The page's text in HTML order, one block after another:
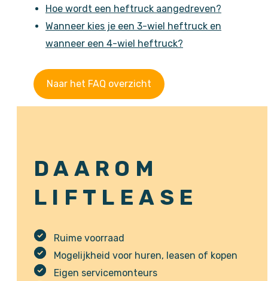
Hoe wordt een heftruck aangedreven?
Wanneer kies je een 3-wiel heftruck en
wanneer een 4-wiel heftruck?
Naar het FAQ overzicht
DAAROM
LIFTLEASE
Ruime voorraad
Mogelijkheid voor huren, leasen of kopen
Eigen servicemonteurs